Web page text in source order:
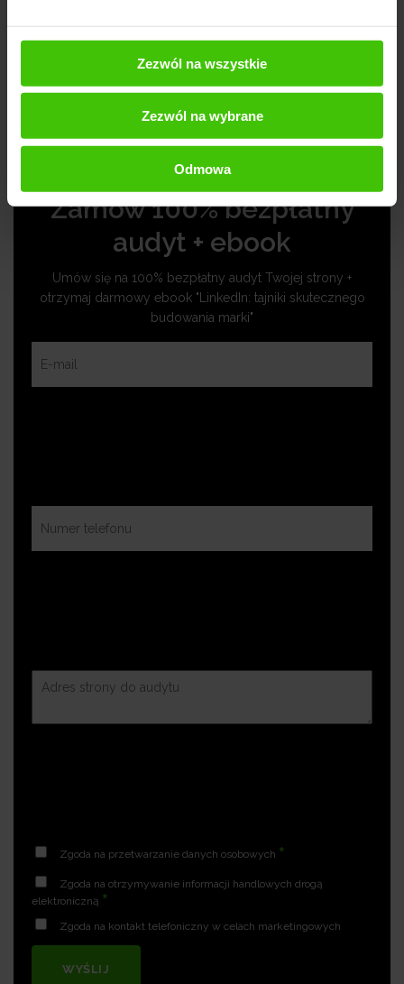
Zezwól na wszystkie
Zezwól na wybrane
Odmowa
Preprocesory te kompilują rozszerzony kod do
standardowego CSS, który może być
interpretowany przez przeglądarki.
Zamów 100% bezpłatny
audyt + ebook
Umów się na 100% bezpłatny audyt Twojej strony +
otrzymaj darmowy ebook "LinkedIn: tajniki skutecznego
budowania marki"
Zgoda na przetwarzanie danych osobowych *
Zgoda na otrzymywanie informacji handlowych drogą
elektroniczną *
Zgoda na kontakt telefoniczny w celach marketingowych
WYŚLIJ